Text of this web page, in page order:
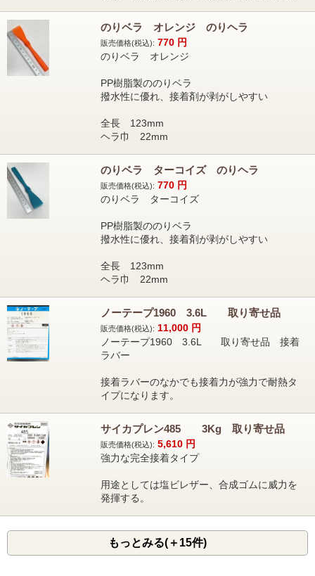
のりベラ オレンジ のりヘラ
販売価格(税込): 770 円
のりベラ オレンジ
PP樹脂製ののりベラ
撥水性に優れ、接着剤が剥がしやすい
全長 123mm
ヘラ巾 22mm
のりベラ ターコイズ のりヘラ
販売価格(税込): 770 円
のりベラ ターコイズ
PP樹脂製ののりベラ
撥水性に優れ、接着剤が剥がしやすい
全長 123mm
ヘラ巾 22mm
ノーテープ1960 3.6L 取り寄せ品
販売価格(税込): 11,000 円
ノーテープ1960 3.6L 取り寄せ品 接着
ラバー
接着ラバーのなかでも接着力が強力で耐熱タ
イプになります。
サイカプレン485 3Kg 取り寄せ品
販売価格(税込): 5,610 円
強力な完全接着タイプ
用途としては塩ビレザー、合成ゴムに威力を
発揮する。
もっとみる(＋15件)